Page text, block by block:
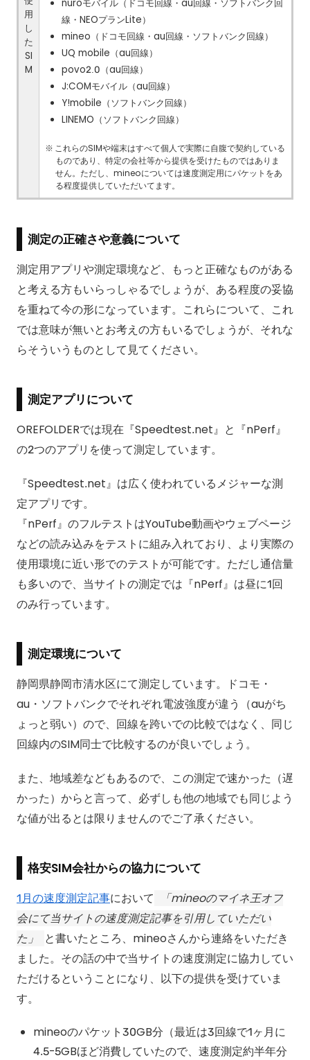
用
し
た
SI
M
nuroモバイル（ドコモ回線・au回線・ソフトバンク回
線・NEOプランLite）
mineo（ドコモ回線・au回線・ソフトバンク回線）
UQ mobile（au回線）
povo2.0（au回線）
J:COMモバイル（au回線）
Y!mobile（ソフトバンク回線）
LINEMO（ソフトバンク回線）
これらのSIMや端末はすべて個人で実際に自腹で契約している
ものであり、特定の会社等から提供を受けたものではありま
せん。ただし、mineoについては速度測定用にパケットをあ
る程度提供していただいてます。
測定の正確さや意義について
測定用アプリや測定環境など、もっと正確なものがある
と考える方もいらっしゃるでしょうが、ある程度の妥協
を重ねて今の形になっています。これらについて、これ
では意味が無いとお考えの方もいるでしょうが、それな
らそういうものとして見てください。
測定アプリについて
OREFOLDERでは現在『Speedtest.net』と『nPerf』
の2つのアプリを使って測定しています。
『Speedtest.net』は広く使われているメジャーな測
定アプリです。
『nPerf』のフルテストはYouTube動画やウェブページ
などの読み込みをテストに組み入れており、より実際の
使用環境に近い形でのテストが可能です。ただし通信量
も多いので、当サイトの測定では『nPerf』は昼に1回
のみ行っています。
測定環境について
静岡県静岡市清水区にて測定しています。ドコモ・
au・ソフトバンクでそれぞれ電波強度が違う（auがち
ょっと弱い）ので、回線を跨いでの比較ではなく、同じ
回線内のSIM同士で比較するのが良いでしょう。
また、地域差などもあるので、この測定で速かった（遅
かった）からと言って、必ずしも他の地域でも同じよう
な値が出るとは限りませんのでご了承ください。
格安SIM会社からの協力について
1月の速度測定記事において
mineoのマイネ王オフ
会にて当サイトの速度測定記事を引用していただい
た
と書いたところ、mineoさんから連絡をいただき
ました。その話の中で当サイトの速度測定に協力してい
ただけるということになり、以下の提供を受けていま
す。
mineoのパケット30GB分（最近は3回線で1ヶ月に
4.5-5GBほど消費していたので、速度測定約半年分